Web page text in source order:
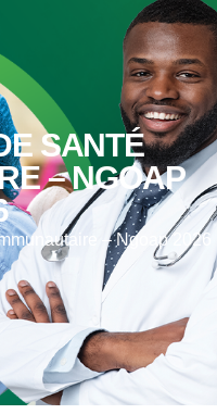
SANTÉ
– NGOAP
– Ngoap 2026